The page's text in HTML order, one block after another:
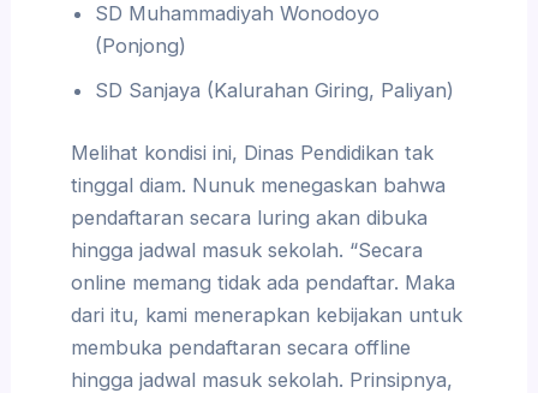
SD Muhammadiyah Wonodoyo
(Ponjong)
SD Sanjaya (Kalurahan Giring, Paliyan)
Melihat kondisi ini, Dinas Pendidikan tak
tinggal diam. Nunuk menegaskan bahwa
pendaftaran secara luring akan dibuka
hingga jadwal masuk sekolah. “Secara
online memang tidak ada pendaftar. Maka
dari itu, kami menerapkan kebijakan untuk
membuka pendaftaran secara offline
hingga jadwal masuk sekolah. Prinsipnya,